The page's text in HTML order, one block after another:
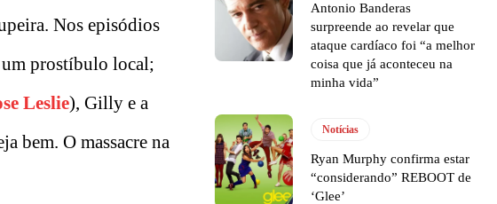
Nos episódios
um prostíbulo local;
Leslie), Gilly e a
bem. O massacre na
Antonio Banderas
surpreende ao revelar que
ataque cardíaco foi “a melhor
coisa que já aconteceu na
minha vida”
Notícias
Ryan Murphy confirma estar
“considerando” REBOOT de
‘Glee’